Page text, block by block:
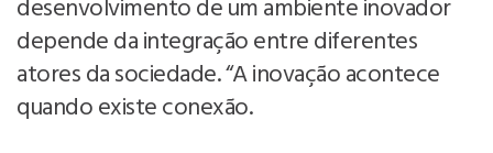
desenvolvimento de um ambiente inovador
depende da integração entre diferentes
atores da sociedade. “A inovação acontece
quando existe conexão.